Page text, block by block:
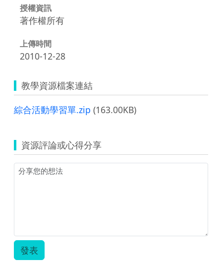
授權資訊
著作權所有
上傳時間
2010-12-28
教學資源檔案連結
綜合活動學習單.zip (163.00KB)
資源評論或心得分享
發表